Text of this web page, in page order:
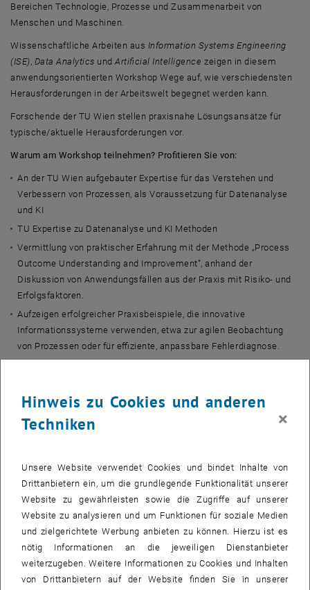
Bereichen Technologie, Prozesse und Zusammenarbeit von
Menschen und Maschinen.
Wissenschaftliche Arbeiten aus Information Systems Engineering
(ISE), Data Analytics undArtificial Intelligence zeigen in diesem
anwendungsorientierten Workshop Wege auf, wie verschiedensten
Herausforderungen in der Arbeitswelt begegnet werden kann.
Forschende der TU Wien stellen praxisnahe Lösungsansätze für
typische/aktuelle Herausforderungen vor.
Warum am Workshop teilnehmen? Profitieren Sie von:
An der TU Wien aufgebauter Expertise für das Verstehen und
Verbessern von Prozessen, als Voraussetzung für Datenanalyse
und KI
TU Expertise zu Datenanalyse und KI Methoden
Vermittlung von praktischer Erfahrung mit der Methode „Process
Outcome Understanding and Improvement“, anhand der
Diskussion von Anwendungsfällen aus der Praxis mit Risiko- und
Erfolgsfaktoren.
Aufzeigen erfolgreicher Praxisbeispiele, die innovative
Informationssysteme verwenden, etwa zur agilen Beobachtung
von Prozessen oder für effiziente, anpassbare Fehlerdiagnose.
Beispielen zu Win-Win Projekten für Praktiker:innen und
Einem interaktiven Workshopdesign mit innovativer Art der
Workshopbeiträge von:
Prof. Dr.
(ISE, Information Systems Engineering,
Prozessanalyse)
Dr. Kristof Meixner (ISE, Information Systems Engineering,
Software Engineering)
DI Sebastian Kropatschek (CDP- Excellence Center for Digital
Production, Datenerfassung und Integration, Data Science,
Hinweis zu Cookies und anderen
Techniken
×
Unsere Website verwendet Cookies und bindet Inhalte von
Drittanbietern ein, um die grundlegende Funktionalität unserer
Website zu gewährleisten sowie die Zugriffe auf unserer
Website zu analysieren und um Funktionen für soziale Medien
und zielgerichtete Werbung anbieten zu können. Hierzu ist es
nötig Informationen an die jeweiligen Dienstanbieter
weiterzugeben. Weitere Informationen zu Cookies und Inhalten
von Drittanbietern auf der Website finden Sie in unserer